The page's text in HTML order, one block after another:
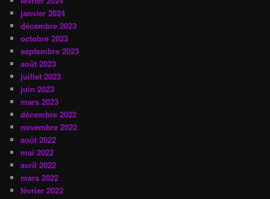
janvier 2024
décembre 2023
octobre 2023
septembre 2023
août 2023
juillet 2023
juin 2023
mars 2023
décembre 2022
novembre 2022
août 2022
mai 2022
avril 2022
mars 2022
février 2022